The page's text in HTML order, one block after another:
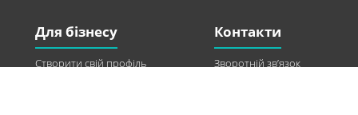
Для бізнесу
Створити свій профіль
Контакти
Зворотній зв’язок